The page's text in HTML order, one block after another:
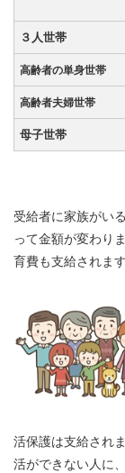
３人世帯
高齢者の単身世帯
高齢者夫婦世帯
母子世帯
受給者に家族がい
って金額が変わり
育費も支給されます
活保護は支給され
活ができない人に